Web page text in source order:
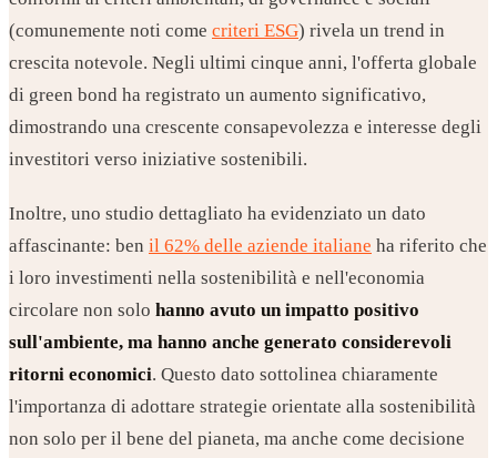
(comunemente noti come criteri ESG) rivela un trend in
crescita notevole. Negli ultimi cinque anni, l'offerta globale
di green bond ha registrato un aumento significativo,
dimostrando una crescente consapevolezza e interesse degli
investitori verso iniziative sostenibili.
Inoltre, uno studio dettagliato ha evidenziato un dato
affascinante: ben il 62% delle aziende italiane ha riferito che
i loro investimenti nella sostenibilità e nell'economia
circolare non solo hanno avuto un impatto positivo
sull'ambiente, ma hanno anche generato considerevoli
ritorni economici. Questo dato sottolinea chiaramente
l'importanza di adottare strategie orientate alla sostenibilità
non solo per il bene del pianeta, ma anche come decisione